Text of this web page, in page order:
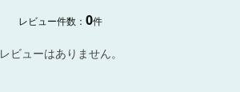
レビュー件数：0件
レビューはありません。